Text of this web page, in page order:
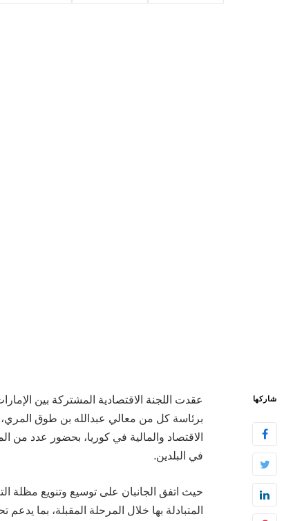
شاركها
عقدت اللجنة الاقتصادية المشتركة بين
برئاسة كل من معالي عبدالله بن طوق المري،
الاقتصاد والمالية في كوريا، بحضور عدد من
في البلدين.
المتبادلة بها خلال المرحلة المقبلة، بما